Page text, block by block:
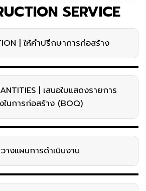
SERVICE
| ให้คำปรึกษาการก่อสร้าง
| เสนอใบแสดงรายการ
ในการก่อสร้าง (BOQ)
างแผนการดำเนินงาน